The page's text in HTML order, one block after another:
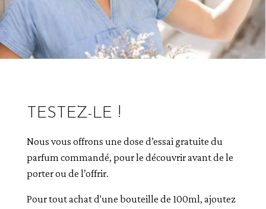
TESTEZ-LE !
Nous vous offrons une dose d’essai gratuite du
parfum commandé, pour le découvrir avant de le
porter ou de l’offrir.
Pour tout achat d'une bouteille de 100ml, ajoutez